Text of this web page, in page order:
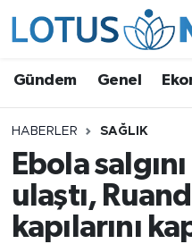
Gündem Genel
HABERLER SAĞLIK
Ebola
ulaştı,
kapılarını
Ekonomi
Dünya
Politika